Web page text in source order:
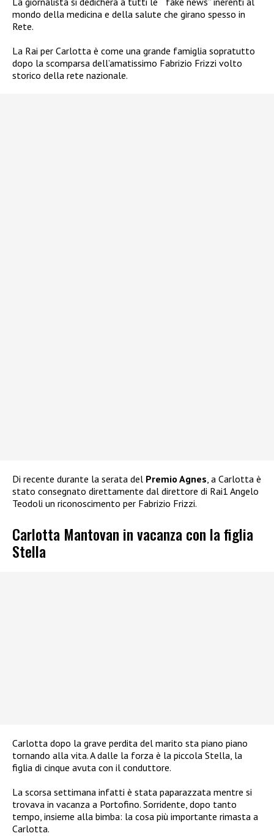
mondo della medicina e della salute che girano spesso in
Rete.
La Rai per Carlotta è come una grande famiglia sopratutto
dopo la scomparsa dell’amatissimo Fabrizio Frizzi volto
storico della rete nazionale.
Di recente durante la serata del Premio Agnes , a Carlotta è
stato consegnato direttamente dal direttore di Rai1 Angelo
Teodoli un riconoscimento per Fabrizio Frizzi.
Carlotta Mantovan in vacanza con la figlia
Stella
Carlotta dopo la grave perdita del marito sta piano piano
tornando alla vita. A dalle la forza è la piccola Stella, la
figlia di cinque avuta con il conduttore.
La scorsa settimana infatti è stata paparazzata mentre si
trovava in vacanza a Portofino. Sorridente, dopo tanto
tempo, insieme alla bimba: la cosa più importante rimasta a
Carlotta.